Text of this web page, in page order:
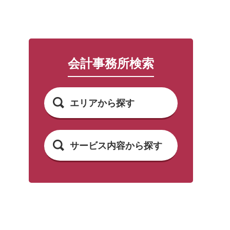
会計事務所検索
エリアから探す
サービス内容から探す